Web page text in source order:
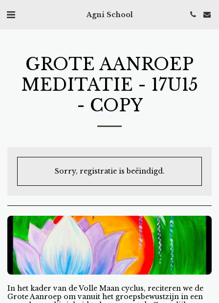
Agni School
GROTE AANROEP
MEDITATIE - 17U15
- COPY
Sorry, registratie is beëindigd.
In het kader van de Volle Maan cyclus, reciteren we de
Grote Aanroep om vanuit het groepsbewustzijn in een